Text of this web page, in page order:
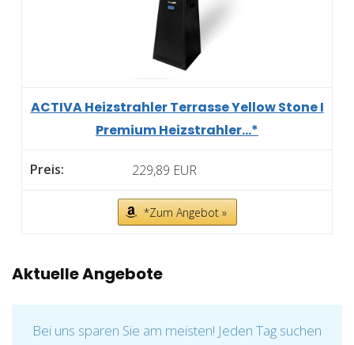
ACTIVA Heizstrahler Terrasse Yellow Stone I
Premium Heizstrahler...*
229,89 EUR
*Zum Angebot »
Aktuelle Angebote
Bei uns sparen Sie am meisten! Jeden Tag suchen